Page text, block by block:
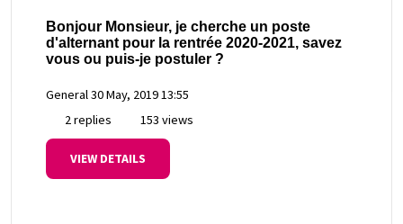
Bonjour Monsieur, je cherche un poste
d'alternant pour la rentrée 2020-2021, savez
vous ou puis-je postuler ?
General 30 May, 2019 13:55
2 replies
153 views
VIEW DETAILS